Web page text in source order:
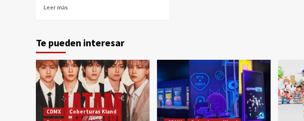
Leer más
Te pueden interesar
CDMX
Coberturas Kland